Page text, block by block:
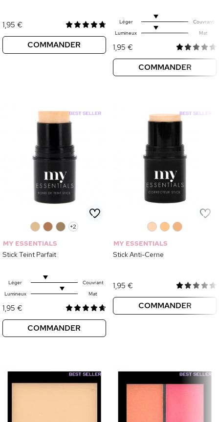
1,95 €
COMMANDER
Léger
Couvrant
Lumineux
Mat
1,95 €
COMMANDER
+2
MY ESSENTIALS
Stick Teint Parfait
Léger
Couvrant
Lumineux
Mat
1,95 €
COMMANDER
MY ESSENTIALS
Stick Anti-Cerne
1,95 €
COMMANDER